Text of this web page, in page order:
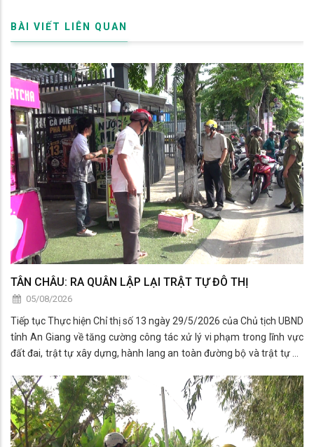
BÀI VIẾT LIÊN QUAN
TÂN CHÂU: RA QUÂN LẬP LẠI TRẬT TỰ ĐÔ THỊ
05/08/2026
Tiếp tục Thực hiện Chỉ thị số 13 ngày 29/5/2026 của Chủ tịch UBND
tỉnh An Giang về tăng cường công tác xử lý vi phạm trong lĩnh vực
đất đai, trật tự xây dựng, hành lang an toàn đường bộ và trật tự đô